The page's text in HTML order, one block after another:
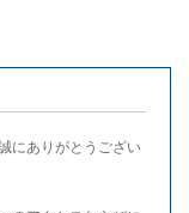
にありがとうござい